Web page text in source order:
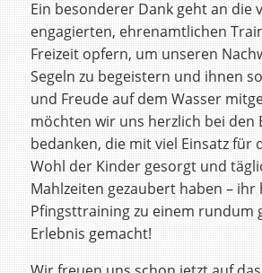
Ein besonderer Dank geht an die
engagierten, ehrenamtlichen
Freizeit opfern, um unseren
Segeln zu begeistern und ihnen
und Freude auf dem Wasser
möchten wir uns herzlich bei den
bedanken, die mit viel Einsatz für
Wohl der Kinder gesorgt und
Mahlzeiten gezaubert haben – ihr
Pfingsttraining zu einem rundum
Erlebnis gemacht!